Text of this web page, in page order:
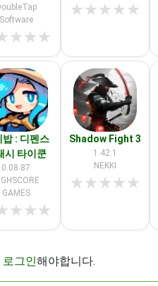
Software
★★★
★★★★★
밥 : 디펜스
시 타이쿤
0.08.87
GAMES
★★★
Shadow Fight 3
1.42.1
NEKKI
★★★★★
로그인해야합니다.